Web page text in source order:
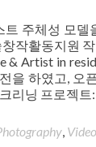
주체성 모
작활동지원
Artist in
을 하였고, 오
리닝 프로젝
,